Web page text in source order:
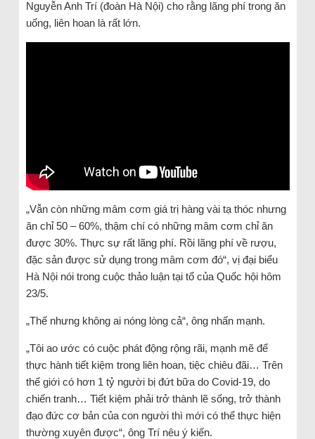
Nguyễn Anh Trí (đoàn Hà Nội) cho rằng lãng phí trong ăn
uống, liên hoan là rất lớn.
„Vẫn còn những mâm cơm giá trị hàng vài tạ thóc nhưng
ăn chỉ 50 – 60%, thậm chí có những mâm cơm chỉ ăn
được 30%. Thực sự rất lãng phí. Rồi lãng phí về rượu,
đặc sản được sử dụng trong mâm cơm đó“, vị đại biểu
Hà Nội nói trong cuộc thảo luận tại tổ của Quốc hội hôm
23/5.
„Thế nhưng không ai nóng lòng cả“, ông nhấn mạnh.
„Tôi ao ước có cuộc phát động rộng rãi, mạnh mẽ để
thực hành tiết kiệm trong liên hoan, tiệc chiêu đãi… Trên
thế giới có hơn 1 tỷ người bị đứt bữa do Covid-19, do
chiến tranh… Tiết kiệm phải trở thành lẽ sống, trở thành
đạo đức cơ bản của con người thì mới có thể thực hiện
thường xuyên được“, ông Trí nêu ý kiến.